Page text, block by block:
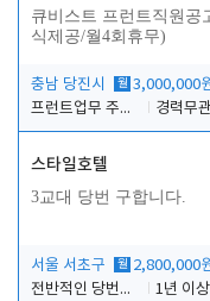
큐비스트 프런트직원공
식제공/월4회휴무)
충남 당진시 월 3,000,000
프런트업무 주간, 야간
경력무관
스타일호텔
3교대 당번 구합니다.
서울 서초구 월 2,800,000
전반적인 당번업무
1년 이상